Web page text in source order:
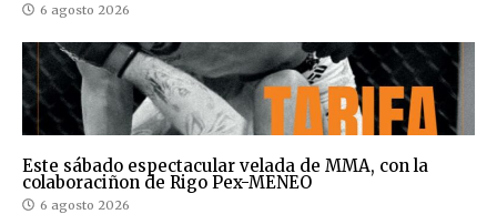
6 agosto 2026
Este sábado espectacular velada de MMA, con la
colaboraciñon de Rigo Pex-MENEO
6 agosto 2026